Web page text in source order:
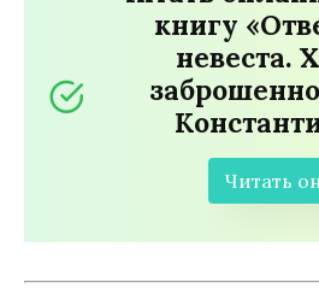
книгу
невеста.
Читать